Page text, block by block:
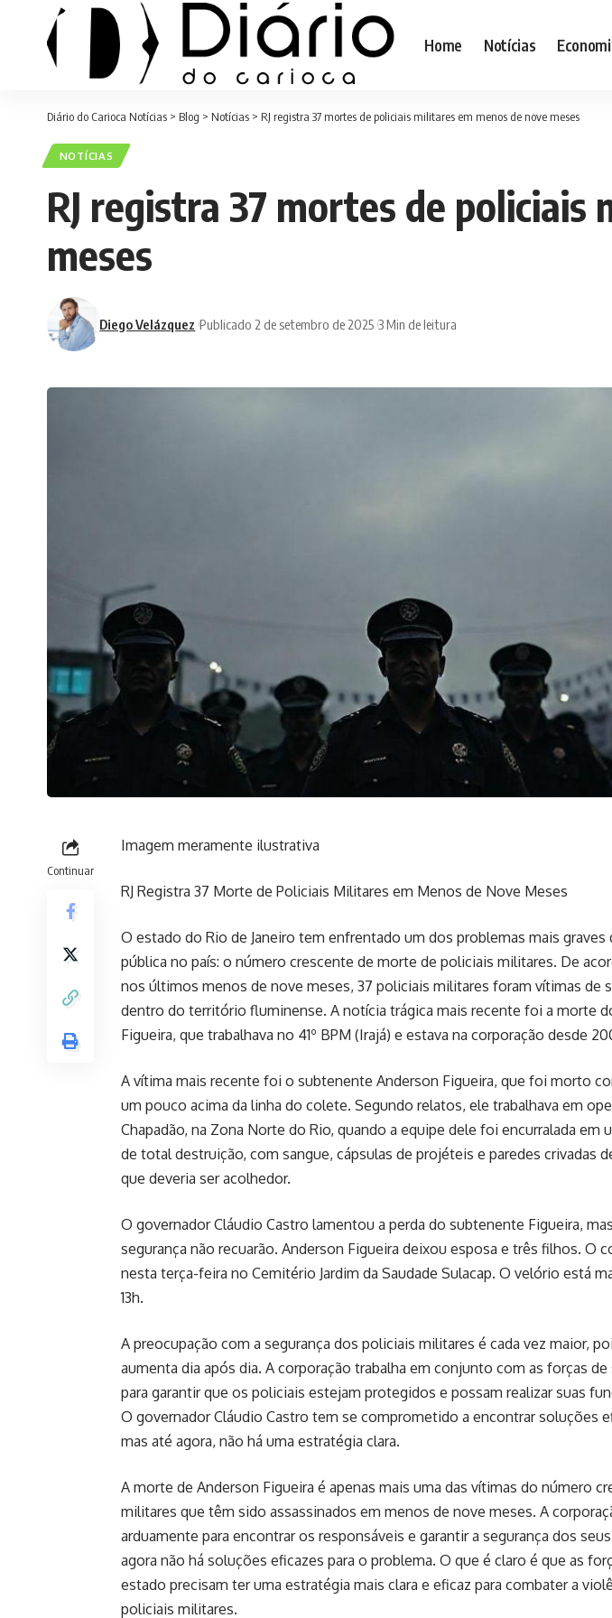
Home Notícias
Diário do Carioca Notícias > Blog > Notícias > RJ registra 37 mortes de policiais militares em menos de nove meses
NOTÍCIAS
RJ registra 37 mortes de
meses
Diego Velázquez Publicado 2 de setembro de 2025 3 Min de leitura
Continuar
Imagem meramente ilustrativa
RJ Registra 37 Morte de Policiais Militares em Menos de Nove Meses
O estado do Rio de Janeiro tem enfrentado um dos problemas mais graves
pública no país: o número crescente de morte de policiais militares. De
nos últimos menos de nove meses, 37 policiais militares foram vítimas de
dentro do território fluminense. A notícia trágica mais recente foi a morte
Figueira, que trabalhava no 41º BPM (Irajá) e estava na corporação desde
A vítima mais recente foi o subtenente Anderson Figueira, que foi morto
um pouco acima da linha do colete. Segundo relatos, ele trabalhava em
Chapadão, na Zona Norte do Rio, quando a equipe dele foi encurralada em
de total destruição, com sangue, cápsulas de projéteis e paredes crivadas
que deveria ser acolhedor.
O governador Cláudio Castro lamentou a perda do subtenente Figueira,
segurança não recuarão. Anderson Figueira deixou esposa e três filhos. O
nesta terça-feira no Cemitério Jardim da Saudade Sulacap. O velório está
13h.
A preocupação com a segurança dos policiais militares é cada vez maior,
aumenta dia após dia. A corporação trabalha em conjunto com as forças
para garantir que os policiais estejam protegidos e possam realizar suas
O governador Cláudio Castro tem se comprometido a encontrar soluções
mas até agora, não há uma estratégia clara.
A morte de Anderson Figueira é apenas mais uma das vítimas do número
militares que têm sido assassinados em menos de nove meses. A
arduamente para encontrar os responsáveis e garantir a segurança dos
agora não há soluções eficazes para o problema. O que é claro é que as
estado precisam ter uma estratégia mais clara e eficaz para combater a
policiais militares.